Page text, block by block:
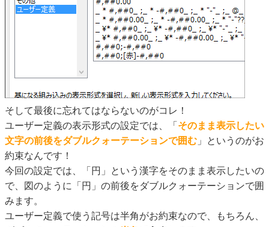
そして最後に忘れてはならないのがコレ！
ユーザー定義の表示形式の設定では、「 そのまま表示したい
文字の前後をダブルクォーテーションで囲む 」というのがお
約束なんです！
今回の設定では、「円」という漢字をそのまま表示したいの
で、図のように「円」の前後をダブルクォーテーションで囲
みます。
ユーザー定義で使う記号は半角がお約束なので、もちろん、